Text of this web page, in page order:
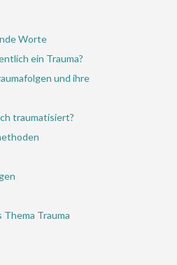
Worte
ein Trauma?
und ihre
traumatisiert?
Thema Trauma